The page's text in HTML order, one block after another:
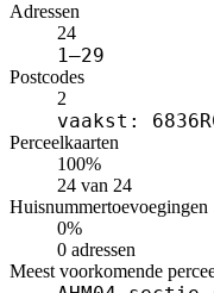
Adressen
24
1–29
Postcodes
2
vaakst:
Perceelkaarten
100%
24 van 24
Huisnummertoevoegingen
0%
0 adressen
Meest voorkomende